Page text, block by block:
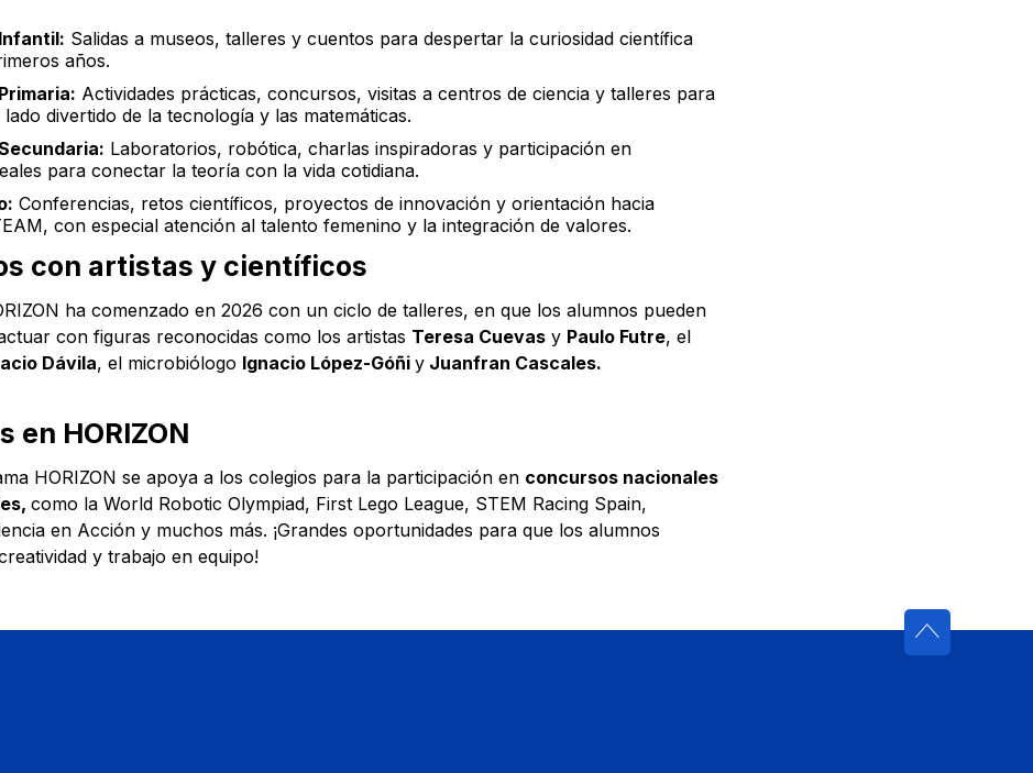
Salidas a museos, talleres y cuentos para despertar la curiosidad científica
años.
Actividades prácticas, concursos, visitas a centros de ciencia y talleres para
divertido de la tecnología y las matemáticas.
Laboratorios, robótica, charlas inspiradoras y participación en
para conectar la teoría con la vida cotidiana.
Conferencias, retos científicos, proyectos de innovación y orientación hacia
con especial atención al talento femenino y la integración de valores.​​
con artistas y científicos​
ha comenzado en 2026 con un ciclo de talleres, en que los alumnos pueden
con figuras reconocidas como los artistas Teresa Cuevasy Paulo Futre, el
Dávila, el microbiólogo​ Ignacio López-Góñi yJuanfran Cascales.
en HORIZON
HORIZON se apoya a los colegios para la participación en concursos nacionales
como la World Robotic Olympiad, First Lego League, STEM Racing Spain,
en Acción y muchos más. ¡Grandes oportunidades para que los alumnos
y trabajo en equipo!​